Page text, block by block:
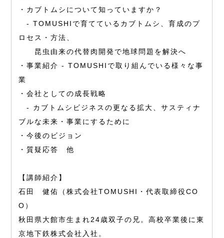
・カブトムシについて知っていますか？
- TOMUSHIで育てているカブトムシ、育成のプ
ロセス・⽅法、
昆⾍由来の代替⾁開発で地球問題を解決へ
・事業紹介 - TOMUSHIで取り組んでいる様々な事
業
・会社としての成⻑戦略
- カブトムシビジネスの更なる拡⼤、サスティナ
ブルな未来・事業にするために
・今後のビジョン
・質疑応答 他
【講師紹介】
⽯⽥ 健佑（株式会社TOMUSHI・代表取締役CO
O）
秋⽥県⼤館市⽣まれ24歳双⼦の兄。⾼校卒業後に東
京地下鉄株式会社⼊社。